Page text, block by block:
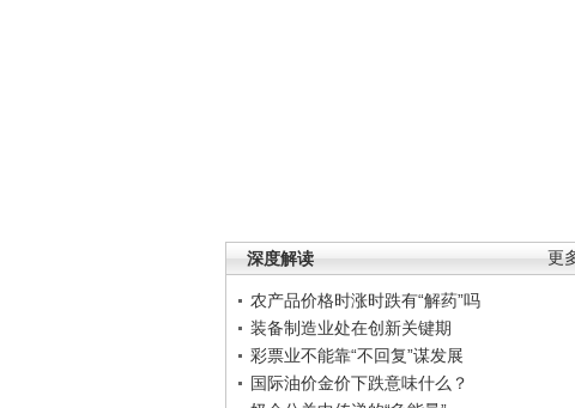
更
深度解读
农产品价格时涨时跌有“解药”吗
装备制造业处在创新关键期
彩票业不能靠“不回复”谋发展
国际油价金价下跌意味什么？